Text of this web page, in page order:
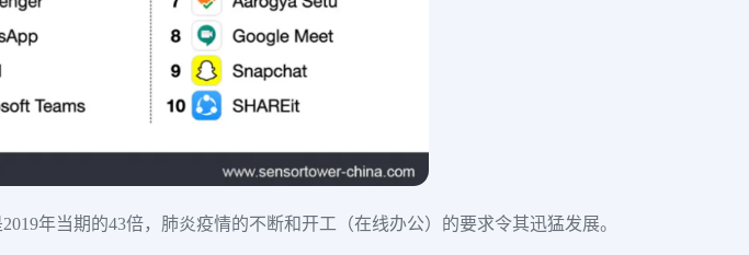
年当期的43倍，肺炎疫情的不断和开工（在线办公）的要求令其迅猛发展。